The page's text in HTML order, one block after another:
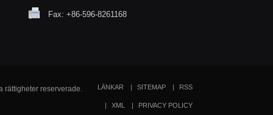
Fax: +86-596-8261168
rättigheter reserverade. LÄNKAR SITEMAP RSS
XML PRIVACY POLICY